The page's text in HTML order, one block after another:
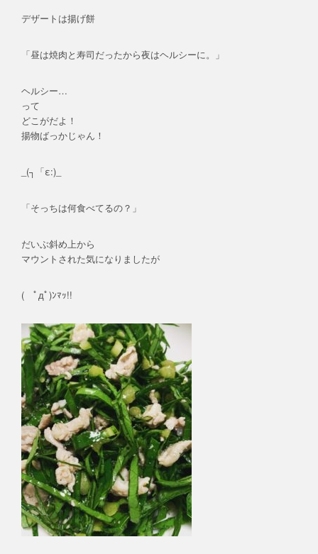
デザートは揚げ餅
「昼は焼肉と寿司だったから夜はヘルシーに。」
ヘルシー…
って
どこがだよ！
揚物ばっかじゃん！
_(┐「ε:)_
「そっちは何食べてるの？」
だいぶ斜め上から
マウントされた気になりましたが
( ﾟдﾟ)ﾝﾏｯ!!